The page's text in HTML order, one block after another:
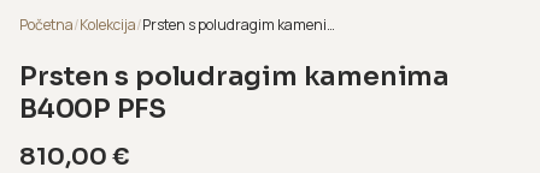
Početna/Kolekcija/ Prsten s poludragim kamenima B400P PFS
Prsten s poludragim kamenima
B400P PFS
810,00 €